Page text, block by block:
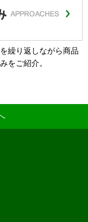
繰り返しながら商品
をご紹介。